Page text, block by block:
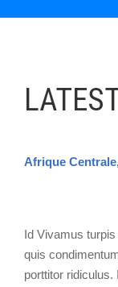
Afrique
Id Vivamus
quis
porttitor ridiculus.